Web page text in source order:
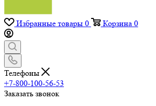
Избранные товары 0 Корзина 0
Телефоны
+7-800-100-56-53
Заказать звонок